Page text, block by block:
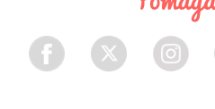
Facebook Twitter Instagram